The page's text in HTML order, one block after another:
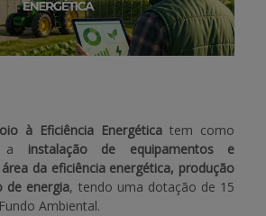
à Eficiência Energética tem como
a instalação de equipamentos e
da eficiência energética, produção
de energia, tendo uma dotação de 15
Ambiental.